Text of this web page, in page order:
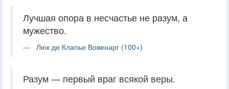
Лучшая опора в несчастье не разум, а
мужество.
Люк де Клапье Вовенарг (100+)
Разум — первый враг всякой веры.